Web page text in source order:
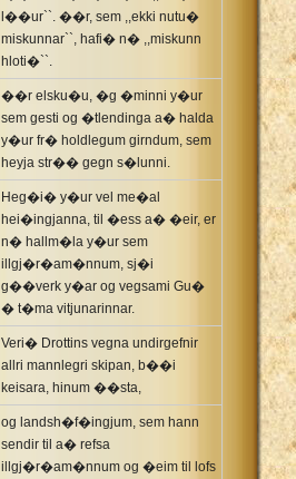
l��ur``. ��r, sem ,,ekki nutu�
miskunnar``, hafi� n� ,,miskunn
hloti�``.
��r elsku�u, �g �minni y�ur
sem gesti og �tlendinga a� halda
y�ur fr� holdlegum girndum, sem
heyja str�� gegn s�lunni.
Heg�i� y�ur vel me�al
hei�ingjanna, til �ess a� �eir, er
n� hallm�la y�ur sem
illgj�r�am�nnum, sj�i
g��verk y�ar og vegsami Gu�
� t�ma vitjunarinnar.
Veri� Drottins vegna undirgefnir
allri mannlegri skipan, b��i
keisara, hinum ��sta,
og landsh�f�ingjum, sem hann
sendir til a� refsa
illgj�r�am�nnum og �eim til lofs